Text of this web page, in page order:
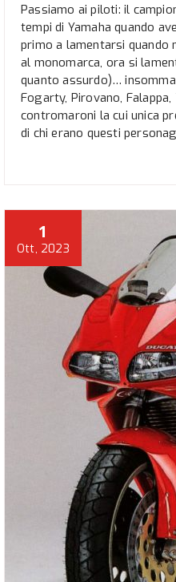
Passiamo ai piloti: il
tempi di Yamaha quando
primo a lamentarsi quando
al monomarca, ora si
quanto assurdo)…
Fogarty, Pirovano,
contromaroni la cui unica
di chi erano questi
1
Ott, 2023